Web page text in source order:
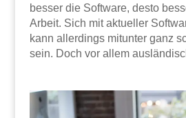
besser die Software, desto
Arbeit. Sich mit aktueller
kann allerdings mitunter ganz
sein. Doch vor allem